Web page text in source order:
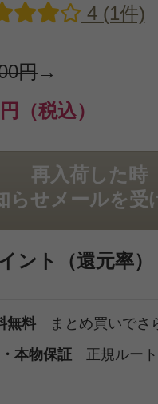
4 (1件)
円→
円（税込）
再入荷した時
らせメールを受
ント（還元率）
無料 まとめ買いでさ
本物保証 正規ルー